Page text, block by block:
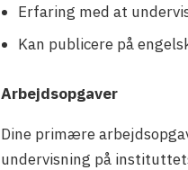
Erfaring med at
Kan publicere på
Arbejdsopgaver
Dine primære
undervisning på